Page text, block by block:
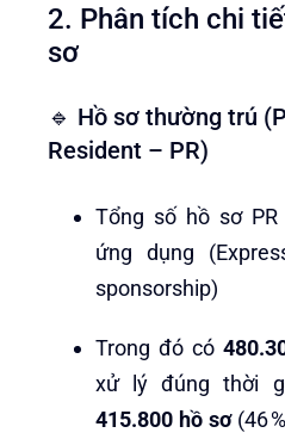
2. Phân tích chi
sơ
🔹 Hồ sơ thường trú
Resident – PR)
Tổng số hồ sơ
ứng dụng
sponsorship)
Trong đó có
xử lý đúng thời
415.800 hồ sơ(46